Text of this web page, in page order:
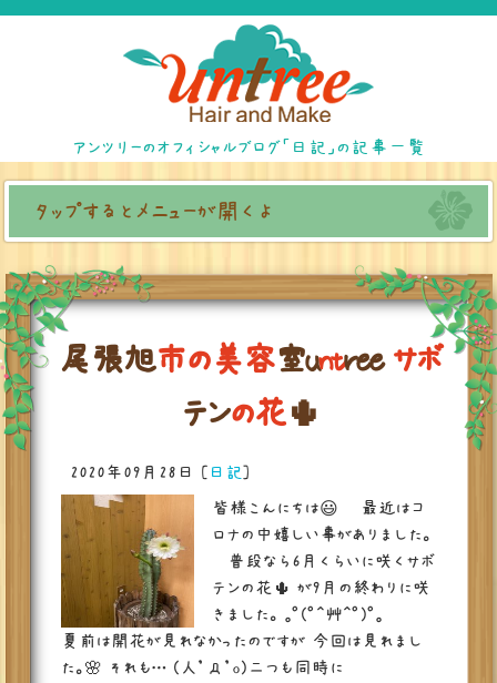
アンツリーのオフィシャルブログ「日記」の記事一覧
タップするとメニューが開くよ
尾張旭市の美容室untree サボ
テンの花
2020年09月28日 [日記]
皆様こんにちは😃 最近はコ
ロナの中嬉しい事がありました。
普段なら6月くらいに咲くサボ
テンの花🌵 が9月の終わりに咲
きました。 ｡ﾟ(ﾟ＾艸＾ﾟ)ﾟ｡
夏前は開花が見れなかったのですが 今回は見れまし
た。🌸 それも… (人’д’o)二つも同時に